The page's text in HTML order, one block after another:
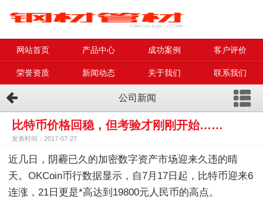
网站首页 产品中心 成功案例 客户评价
荣誉资质 新闻动态 关于我们 联系我们
公司新闻
比特币价格回稳，但考验才刚刚开始……
发表时间：2017-07-27
近几日，阴霾已久的加密数字资产市场迎来久违的晴
天。OKCoin币行数据显示，自7月17日起，比特币迎来6
连涨，21日更是*高达到19800元人民币的高点。